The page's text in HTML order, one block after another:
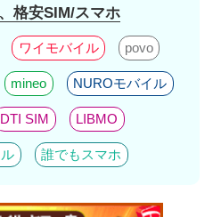
格安SIM/スマホ
ワイモバイル povo
mineo NUROモバイル
DTI SIM LIBMO
誰でもスマホ